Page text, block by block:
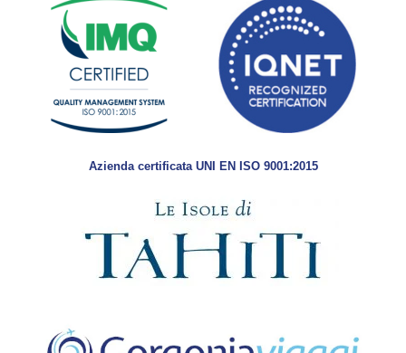
Azienda certificata UNI EN ISO 9001:2015